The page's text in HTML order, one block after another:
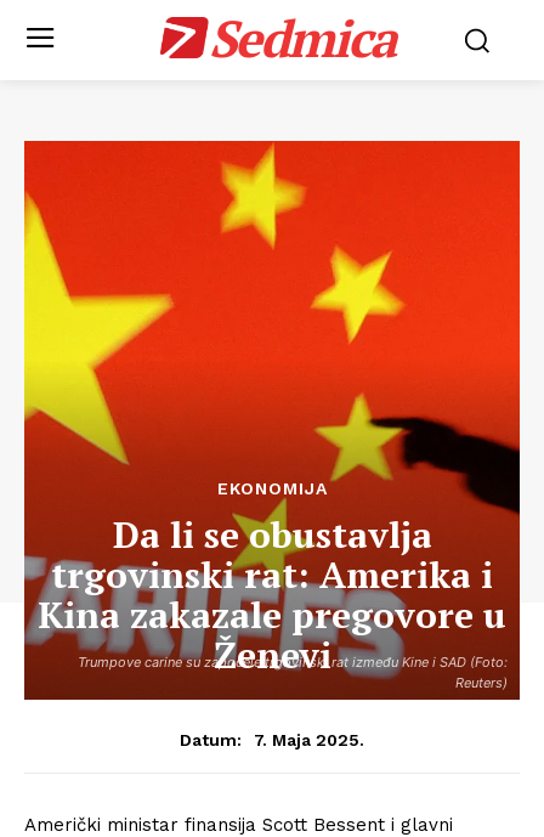
Sedmica
Trumpove carine su započele trgovinski rat između Kine i SAD (Foto:
Reuters)
EKONOMIJA
Da li se obustavlja
trgovinski rat: Amerika i
Kina zakazale pregovore u
Ženevi
Datum: 7. Maja 2025.
Američki ministar finansija Scott Bessent i glavni